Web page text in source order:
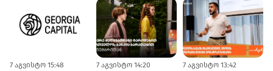
7 აგვისტო 15:48
7 აგვისტო 14:20
7 აგვისტო 13:42